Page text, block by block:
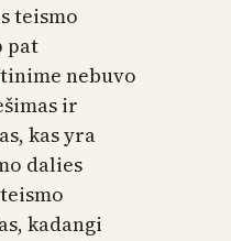
teismo
pat
nebuvo
ir
kas yra
dalies
kadangi